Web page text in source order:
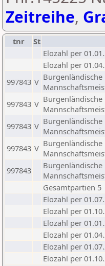
Zeitreihe,
tnr St
Elozahl per
Elozahl per
997843 V Burgenländische
997843 V Burgenländische
997843 V Burgenländische
997843 V Burgenländische
997843
Burgenländische
Gesamtpartien 5
Elozahl per
Elozahl per
Elozahl per
Elozahl per
Elozahl per
Elozahl per